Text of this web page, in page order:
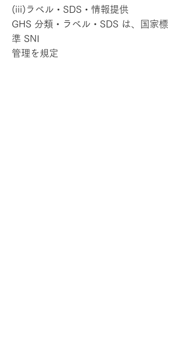
(iii)ラベル・SDS・情報提供
GHS 分類・ラベル・SDS は、国家標
準 SNI
管理を規定